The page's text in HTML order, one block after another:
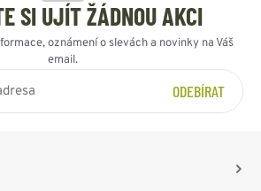
SI UJÍT ŽÁDNOU AKCI
oznámení o slevách a novinky na Váš
email.
ODEBÍRAT